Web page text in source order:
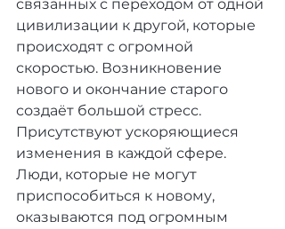
связанных с переходом от одной
цивилизации к другой, которые
происходят с огромной
скоростью. Возникновение
нового и окончание старого
создаёт большой стресс.
Присутствуют ускоряющиеся
изменения в каждой сфере.
Люди, которые не могут
приспособиться к новому,
оказываются под огромным